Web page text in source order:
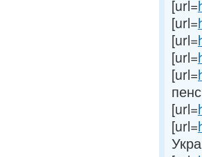
[url=
[url=
[url=
[url=
[url=
[url=
[url=